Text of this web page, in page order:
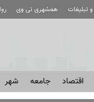
تبلیغات همشهری تی وی
اقتصاد جامعه شهر